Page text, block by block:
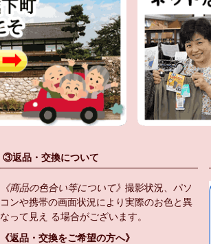
③返品・交換について
《商品の色合い等について》 撮影状況、パソ
コンや携帯の画面状況により実際のお色と異
なって見え る場合がございます。
《返品・交換をご希望の方へ》